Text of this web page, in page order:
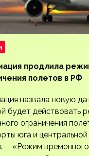
продлила
полетов в РФ
назвала новую
будет действовать
ограничения
юга и центральной
«Режим временного